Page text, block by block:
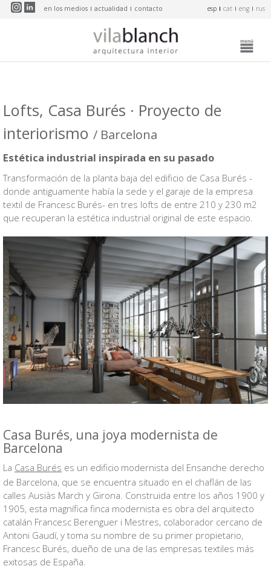
Pasar al contenido principal
en los medios actualidad contacto esp cat eng rus
Lofts, Casa Burés · Proyecto de
interiorismo / Barcelona
Estética industrial inspirada en su pasado
Transformación de la planta baja del edificio de Casa Burés -
donde antiguamente había la sede y el garaje de la empresa
textil de Francesc Burés- en tres lofts de entre 210 y 230 m2
que recuperan la estética industrial original de este espacio.
Casa Burés, una joya modernista de
Barcelona
La Casa Burés es un edificio modernista del Ensanche derecho
de Barcelona, que se encuentra situado en el chaflán de las
calles Ausiàs March y Girona. Construida entre los años 1900 y
1905, esta magnífica finca modernista es obra del arquitecto
catalán Francesc Berenguer i Mestres, colaborador cercano de
Antoni Gaudí, y toma su nombre de su primer propietario,
Francesc Burés, dueño de una de las empresas textiles más
exitosas de España.